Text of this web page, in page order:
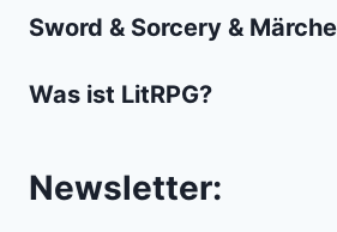
Sword & Sorcery &
Was ist LitRPG?
Newsletter: